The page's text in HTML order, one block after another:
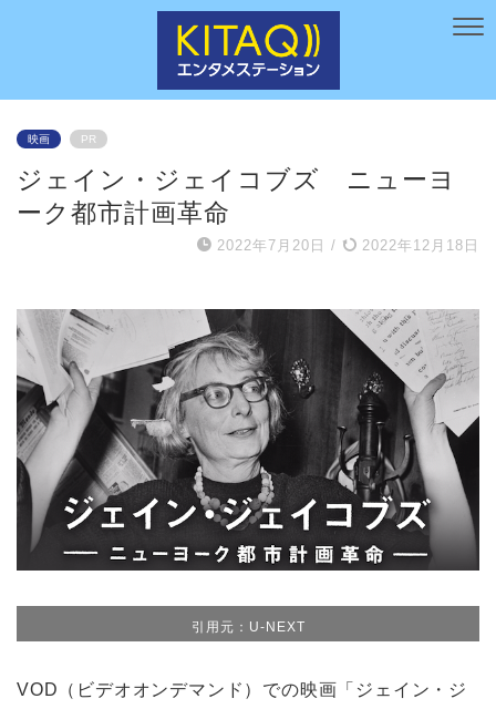
映画 PR
ジェイン・ジェイコブズ ニューヨ
ーク都市計画革命
2022年7月20日 / 2022年12月18日
引用元：U-NEXT
VOD（ビデオオンデマンド）での映画「ジェイン・ジ